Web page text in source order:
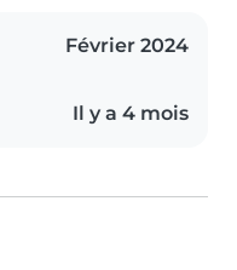
Février 2024
Il y a 4 mois